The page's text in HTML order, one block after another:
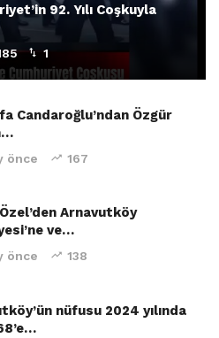
92. Yılı Coşkuyla
1
Candaroğlu’ndan Özgür
önce 167
Arnavutköy
ve…
önce 138
nüfusu 2024 yılında